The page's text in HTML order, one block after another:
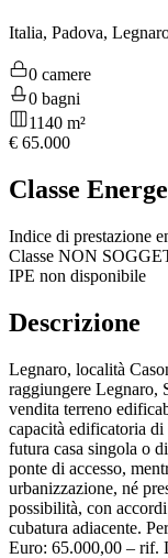
Italia, Padova,
0 camere
0 bagni
1140 m²
€ 65.000
Classe
Indice di prestazione
Classe NON
IPE non disponibile
Descrizione
Legnaro, località
raggiungere Legnaro,
vendita terreno
capacità edificatoria
futura casa singola o
ponte di accesso,
urbanizzazione, né
possibilità, con
cubatura adiacente.
Euro: 65.000,00 – rif.